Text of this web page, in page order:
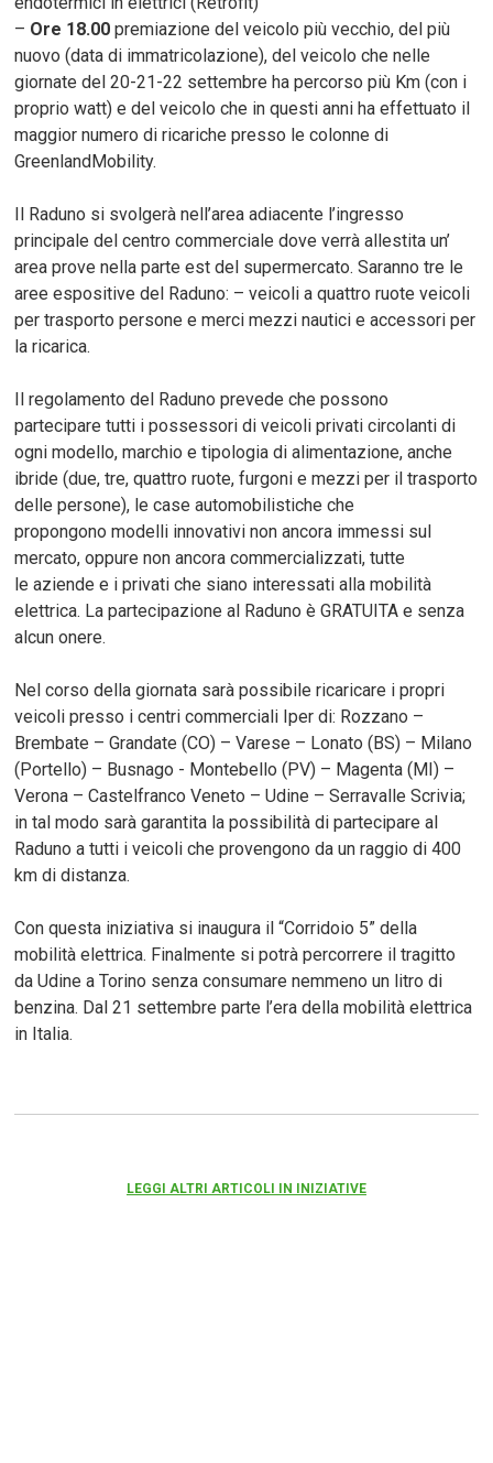
– Ore 18.00 premiazione del veicolo più vecchio, del più
nuovo (data di immatricolazione), del veicolo che nelle
giornate del 20-21-22 settembre ha percorso più Km (con i
proprio watt) e del veicolo che in questi anni ha effettuato il
maggior numero di ricariche presso le colonne di
GreenlandMobility.
Il Raduno si svolgerà nell’area adiacente l’ingresso
principale del centro commerciale dove verrà allestita un’
area prove nella parte est del supermercato. Saranno tre le
aree espositive del Raduno: – veicoli a quattro ruote veicoli
per trasporto persone e merci mezzi nautici e accessori per
la ricarica.
Il regolamento del Raduno prevede che possono
partecipare tutti i possessori di veicoli privati circolanti di
ogni modello, marchio e tipologia di alimentazione, anche
ibride (due, tre, quattro ruote, furgoni e mezzi per il trasporto
delle persone), le case automobilistiche che
propongono modelli innovativi non ancora immessi sul
mercato, oppure non ancora commercializzati, tutte
le aziende e i privati che siano interessati alla mobilità
elettrica. La partecipazione al Raduno è GRATUITA e senza
alcun onere.
Nel corso della giornata sarà possibile ricaricare i propri
veicoli presso i centri commerciali Iper di: Rozzano –
Brembate – Grandate (CO) – Varese – Lonato (BS) – Milano
(Portello) – Busnago - Montebello (PV) – Magenta (MI) –
Verona – Castelfranco Veneto – Udine – Serravalle Scrivia;
in tal modo sarà garantita la possibilità di partecipare al
Raduno a tutti i veicoli che provengono da un raggio di 400
km di distanza.
Con questa iniziativa si inaugura il “Corridoio 5” della
mobilità elettrica. Finalmente si potrà percorrere il tragitto
da Udine a Torino senza consumare nemmeno un litro di
benzina. Dal 21 settembre parte l’era della mobilità elettrica
in Italia.
LEGGI ALTRI ARTICOLI IN INIZIATIVE